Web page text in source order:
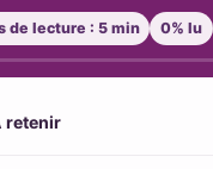
de lecture : 5 min 0% lu
retenir